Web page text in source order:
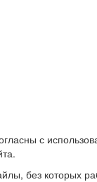
с
без которых